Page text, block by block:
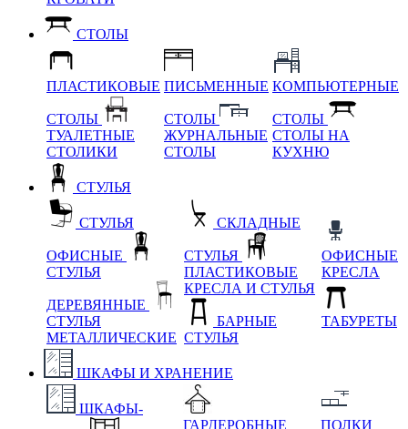
СТОЛЫ
ПЛАСТИКОВЫЕ
СТОЛЫ
ТУАЛЕТНЫЕ
СТОЛИКИ
ПИСЬМЕННЫЕ
СТОЛЫ
ЖУРНАЛЬНЫЕ
СТОЛЫ
КОМПЬЮТЕРНЫЕ
СТОЛЫ
СТОЛЫ НА
КУХНЮ
СТУЛЬЯ
СТУЛЬЯ
ОФИСНЫЕ
СТУЛЬЯ
ДЕРЕВЯННЫЕ
СТУЛЬЯ
МЕТАЛЛИЧЕСКИЕ
СКЛАДНЫЕ
СТУЛЬЯ
ПЛАСТИКОВЫЕ
КРЕСЛА И СТУЛЬЯ
БАРНЫЕ
СТУЛЬЯ
ОФИСНЫЕ
КРЕСЛА
ТАБУРЕТЫ
ШКАФЫ И ХРАНЕНИЕ
ШКАФЫ-
ГАРДЕРОБНЫЕ
ПОЛКИ